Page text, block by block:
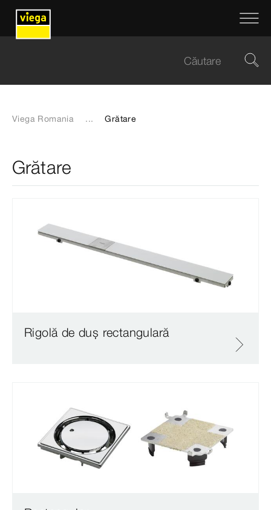
Viega Romania ... Grătare
Grătare
Rigolă de duș rectangulară